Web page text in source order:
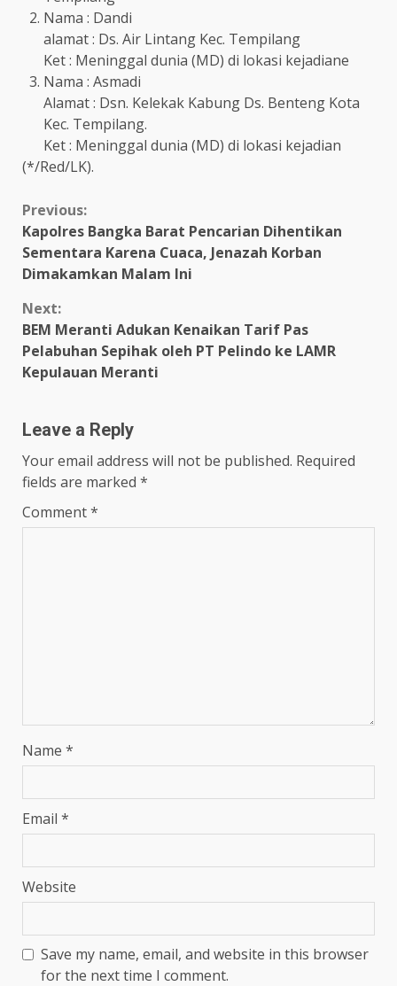
Nama : Dandi
alamat : Ds. Air Lintang Kec. Tempilang
Ket : Meninggal dunia (MD) di lokasi kejadiane
Nama : Asmadi
Alamat : Dsn. Kelekak Kabung Ds. Benteng Kota
Kec. Tempilang.
Ket : Meninggal dunia (MD) di lokasi kejadian
(*/Red/LK).
Continue
Reading
Previous:
Kapolres Bangka Barat Pencarian Dihentikan
Sementara Karena Cuaca, Jenazah Korban
Dimakamkan Malam Ini
Next:
BEM Meranti Adukan Kenaikan Tarif Pas
Pelabuhan Sepihak oleh PT Pelindo ke LAMR
Kepulauan Meranti
Leave a Reply
Your email address will not be published. Required
fields are marked *
Comment*
Name *
Email *
Website
Save my name, email, and website in this browser
for the next time I comment.